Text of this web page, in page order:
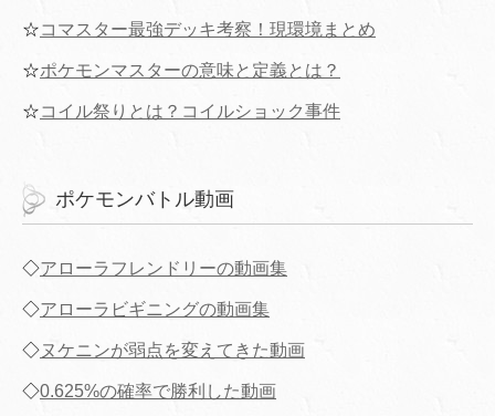
☆コマスター最強デッキ考察！現環境まとめ
☆ポケモンマスターの意味と定義とは？
☆コイル祭りとは？コイルショック事件
ポケモンバトル動画
◇アローラフレンドリーの動画集
◇アローラビギニングの動画集
◇ヌケニンが弱点を変えてきた動画
◇0.625%の確率で勝利した動画